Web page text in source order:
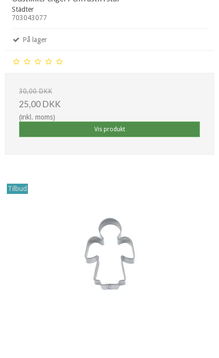
Städter
703043077
På lager
30,00 DKK
25,00 DKK
(inkl. moms)
Vis produkt
Tilbud